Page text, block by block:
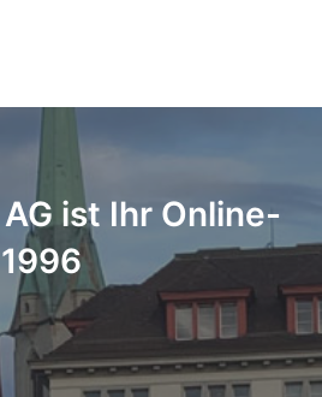
ist Ihr Online-